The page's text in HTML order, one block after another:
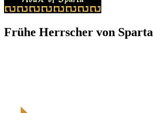
Frühe Herrscher von Sparta